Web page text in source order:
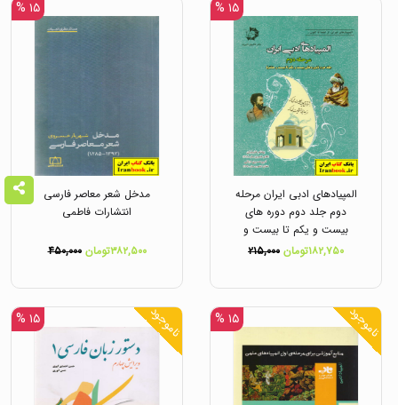
۱۵ %
المپیادهای ادبی ایران مرحله
دوم جلد دوم دوره های
بیست و یکم تا بیست و
هشتم انتشارات دانش پژوهان
۱۸۲,۷۵۰تومان ۲۱۵,۰۰۰
۱۵ %
مدخل شعر معاصر فارسی
انتشارات فاطمی
۳۸۲,۵۰۰تومان ۴۵۰,۰۰۰
ناموجود ۱۵ % ناموجود ۱۵ %